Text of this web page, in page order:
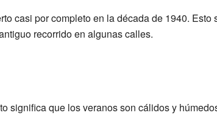
casi por completo en la década de 1940. Esto
recorrido en algunas calles.
significa que los veranos son cálidos y